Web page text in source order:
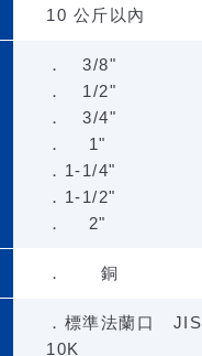
10 公斤以內
． 3/8"
． 1/2"
． 3/4"
． 1"
．1-1/4"
．1-1/2"
． 2"
． 銅
．標準法蘭口 JIS
10K